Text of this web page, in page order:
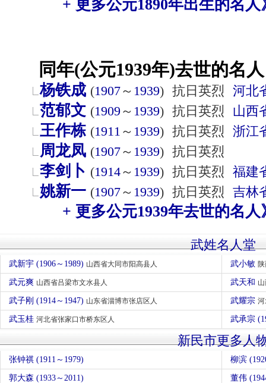
+ 更多公元1890年出生的名人
同年(公元1939年)去世的名
杨铁成 (1907～ 1939) 抗日英烈 河北
范郁文 (1909 ～ 1939) 抗日英烈 山西
王作栋 (1911 ～ 1939) 抗日英烈 浙江
周龙凤 (1907～ 1939) 抗日英烈
李剑卜 (1914～ 1939) 抗日英烈 福建
姚新一 (1907～ 1939) 抗日英烈 吉林
+ 更多公元1939年去世的名人
武姓名人堂
武新宇 (1906～1989) 山西省大同市阳高县人 武小敏
武元爽 山西省吕梁市文水县人 武天和
武子刚 (1914～1947) 山东省淄博市张店区人 武耀宗
武玉桂 河北省张家口市桥东区人 武承宗
新民市更多人
张钟祺 (1911～1979) 柳滨
郭大森 (1933～2011) 董伟